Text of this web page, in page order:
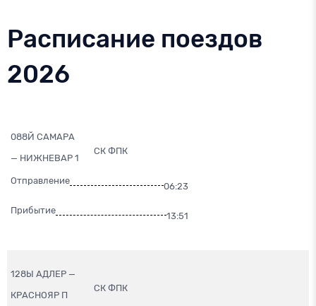
Расписание поездов
2026
088Й САМАРА
— НИЖНЕВАР 1
СК ФПК
Отправление
06:23
Прибытие
13:51
128Ы АДЛЕР —
КРАСНОЯР П
СК ФПК